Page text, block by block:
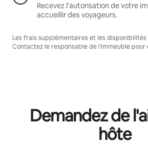
Recevez l'autorisation de votre
accueillir des voyageurs.
Les frais supplémentaires et les disponibilités
Contactez le responsable de l'immeuble pour
Demandez de
hôte